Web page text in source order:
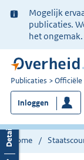
Ter
informatie:
Mogelijk
publicaties.
het ongemak.
U
bent
nu
hier:
Publicaties Officiële
Inloggen
Home